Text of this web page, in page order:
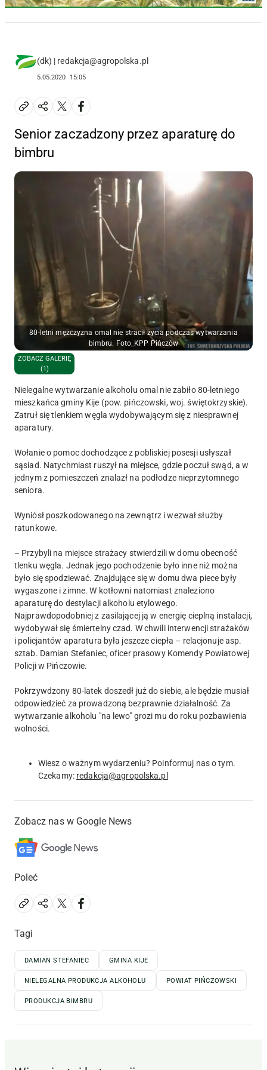
(dk) | redakcja@agropolska.pl
5.05.2020 15:05
Senior zaczadzony przez aparaturę do
bimbru
80-letni mężczyzna omal nie stracił życia podczas wytwarzania
bimbru. Foto_KPP Pińczów
ZOBACZ GALERIĘ
(1)
Nielegalne wytwarzanie alkoholu omal nie zabiło 80-letniego
mieszkańca gminy Kije (pow. pińczowski, woj. świętokrzyskie).
Zatruł się tlenkiem węgla wydobywającym się z niesprawnej
aparatury.
Wołanie o pomoc dochodzące z pobliskiej posesji usłyszał
sąsiad. Natychmiast ruszył na miejsce, gdzie poczuł swąd, a w
jednym z pomieszczeń znalazł na podłodze nieprzytomnego
seniora.
Wyniósł poszkodowanego na zewnątrz i wezwał służby
ratunkowe.
– Przybyli na miejsce strażacy stwierdzili w domu obecność
tlenku węgla. Jednak jego pochodzenie było inne niż można
było się spodziewać. Znajdujące się w domu dwa piece były
wygaszone i zimne. W kotłowni natomiast znaleziono
aparaturę do destylacji alkoholu etylowego.
Najprawdopodobniej z zasilającej ją w energię cieplną instalacji,
wydobywał się śmiertelny czad. W chwili interwencji strażaków
i policjantów aparatura była jeszcze ciepła – relacjonuje asp.
sztab. Damian Stefaniec, oficer prasowy Komendy Powiatowej
Policji w Pińczowie.
Pokrzywdzony 80-latek doszedł już do siebie, ale będzie musiał
odpowiedzieć za prowadzoną bezprawnie działalność. Za
wytwarzanie alkoholu "na lewo" grozi mu do roku pozbawienia
wolności.
Wiesz o ważnym wydarzeniu? Poinformuj nas o tym.
Czekamy: redakcja@agropolska.pl
Zobacz nas w Google News
Poleć
Tagi
DAMIAN STEFANIEC GMINA KIJE
NIELEGALNA PRODUKCJA ALKOHOLU POWIAT PIŃCZOWSKI
PRODUKCJA BIMBRU